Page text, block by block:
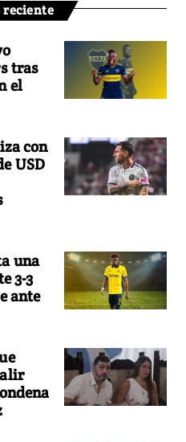
reciente
tras
el
con
USD
una
3-3
ante